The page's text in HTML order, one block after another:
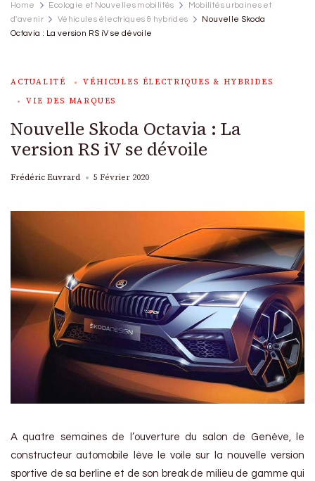
Home Ecologie et Nouvelles mobilités
Mobilités urbaines et
d'avenir
Véhicules électriques & hybrides
Nouvelle Skoda
Octavia : La version RS iV se dévoile
ACTUALITÉ
VÉHICULES ÉLECTRIQUES & HYBRIDES
VIE DES MARQUES
Nouvelle Skoda Octavia : La
version RS iV se dévoile
Frédéric Euvrard 5 Février 2020
A quatre semaines de l’ouverture du salon de Genève, le
constructeur automobile lève le voile sur la nouvelle version
sportive de sa berline et de son break de milieu de gamme qui